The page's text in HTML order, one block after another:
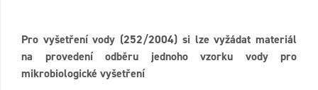
Pro vyšetření vody (252/2004) si lze vyžádat materiál
na provedení odběru jednoho vzorku vody pro
mikrobiologické vyšetření